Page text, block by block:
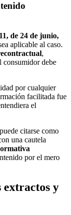
de 24 de junio,
aplicable al caso.
,
consumidor debe
por cualquier
facilitada fue
el
puede citarse como
una cautela
por el mero
extractos y